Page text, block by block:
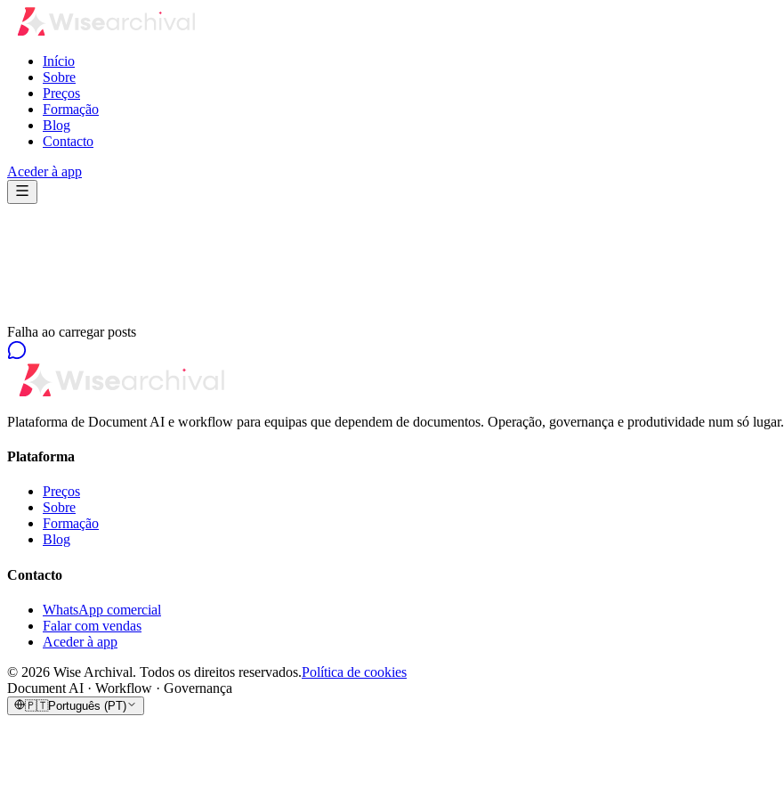
Início
Sobre
Preços
Formação
Blog
Contacto
Aceder à app
Falha ao carregar posts
Plataforma de Document AI e workflow para equipas que dependem de documentos. Operação, governança e produtividade num só lugar.
Plataforma
Preços
Sobre
Formação
Blog
Contacto
WhatsApp comercial
Falar com vendas
Aceder à app
© 2026 Wise Archival. Todos os direitos reservados.Política de cookies
Document AI · Workflow · Governança
🇵🇹Português (PT)